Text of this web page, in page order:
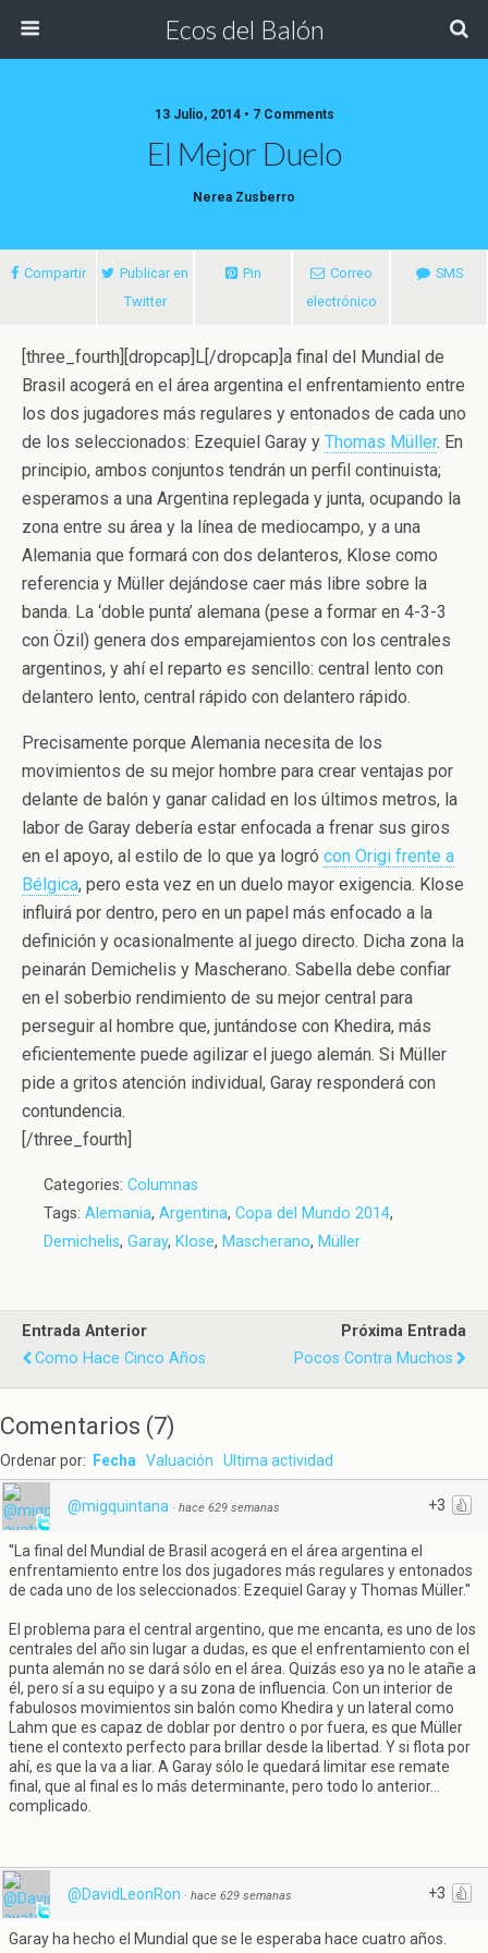
Ecos del Balón
13 Julio, 2014 • 7 Comments
El Mejor Duelo
Nerea Zusberro
Compartir
Publicar en
Twitter
Pin
Correo
electrónico
SMS
[three_fourth][dropcap]L[/dropcap]a final del Mundial de
Brasil acogerá en el área argentina el enfrentamiento entre
los dos jugadores más regulares y entonados de cada uno
de los seleccionados: Ezequiel Garay y Thomas Müller. En
principio, ambos conjuntos tendrán un perfil continuista;
esperamos a una Argentina replegada y junta, ocupando la
zona entre su área y la línea de mediocampo, y a una
Alemania que formará con dos delanteros, Klose como
referencia y Müller dejándose caer más libre sobre la
banda. La ‘doble punta’ alemana (pese a formar en 4-3-3
con Özil) genera dos emparejamientos con los centrales
argentinos, y ahí el reparto es sencillo: central lento con
delantero lento, central rápido con delantero rápido.
Precisamente porque Alemania necesita de los
movimientos de su mejor hombre para crear ventajas por
delante de balón y ganar calidad en los últimos metros, la
labor de Garay debería estar enfocada a frenar sus giros
en el apoyo, al estilo de lo que ya logró con Origi frente a
Bélgica, pero esta vez en un duelo mayor exigencia. Klose
influirá por dentro, pero en un papel más enfocado a la
definición y ocasionalmente al juego directo. Dicha zona la
peinarán Demichelis y Mascherano. Sabella debe confiar
en el soberbio rendimiento de su mejor central para
perseguir al hombre que, juntándose con Khedira, más
eficientemente puede agilizar el juego alemán. Si Müller
pide a gritos atención individual, Garay responderá con
contundencia.
[/three_fourth]
Categories: Columnas
Tags: Alemania, Argentina, Copa del Mundo 2014,
Demichelis, Garay, Klose, Mascherano, Müller
Entrada Anterior
Como Hace Cinco Años
Próxima Entrada
Pocos Contra Muchos
Comentarios (7)
Ordenar por: Fecha Valuación Ultima actividad
+3
@migquintana · hace 629 semanas
''La final del Mundial de Brasil acogerá en el área argentina el
enfrentamiento entre los dos jugadores más regulares y entonados
de cada uno de los seleccionados: Ezequiel Garay y Thomas Müller.''
El problema para el central argentino, que me encanta, es uno de los
centrales del año sin lugar a dudas, es que el enfrentamiento con el
punta alemán no se dará sólo en el área. Quizás eso ya no le atañe a
él, pero sí a su equipo y a su zona de influencia. Con un interior de
fabulosos movimientos sin balón como Khedira y un lateral como
Lahm que es capaz de doblar por dentro o por fuera, es que Müller
tiene el contexto perfecto para brillar desde la libertad. Y si flota por
ahí, es que la va a liar. A Garay sólo le quedará limitar ese remate
final, que al final es lo más determinante, pero todo lo anterior...
complicado.
+3
@DavidLeonRon · hace 629 semanas
Garay ha hecho el Mundial que se le esperaba hace cuatro años.